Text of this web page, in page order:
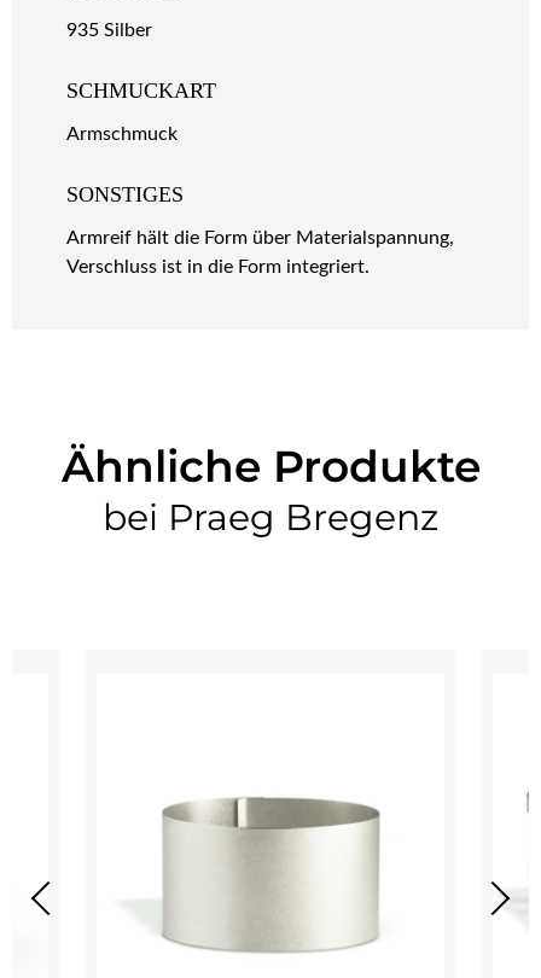
935 Silber
SCHMUCKART
Armschmuck
SONSTIGES
Armreif hält die Form über Materialspannung,
Verschluss ist in die Form integriert.
Ähnliche Produkte
bei Praeg Bregenz